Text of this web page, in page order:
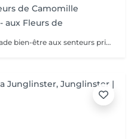
de Camomille
- aux Fleurs de
Offrez-vous une longue escapade bien-être aux senteurs printanières de Camomille, fleur emblématique de nos champs à la Gacilly. le temps s'est arrêté. Incroyablement relaxé et en harmonie, votre corps et votre esprits retrouvent leur équilibre.